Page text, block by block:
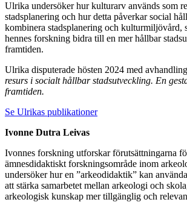
Ulrika undersöker hur kulturarv används som
stadsplanering och hur detta påverkar social
kombinera stadsplanering och kulturmiljövård,
hennes forskning bidra till en mer hållbar
framtiden.
Ulrika disputerade hösten 2024 med
resurs i socialt hållbar stadsutveckling. En
framtiden.
Se Ulrikas publikationer
Ivonne Dutra Leivas
Ivonnes forskning utforskar förutsättningarna
ämnesdidaktiskt forskningsområde inom
undersöker hur en ”arkeodidaktik” kan
att stärka samarbetet mellan arkeologi och
arkeologisk kunskap mer tillgänglig och